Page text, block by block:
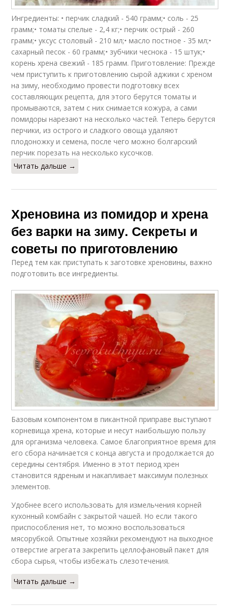
Ингредиенты: • перчик сладкий - 540 грамм;• соль - 25
грамм;• томаты спелые - 2,4 кг;• перчик острый - 260
грамм;• уксус столовый - 210 мл;• масло постное - 35 мл;•
сахарный песок - 60 грамм;• зубчики чеснока - 15 штук;•
корень хрена свежий - 185 грамм. Приготовление: Прежде
чем приступить к приготовлению сырой аджики с хреном
на зиму, необходимо провести подготовку всех
составляющих рецепта, для этого берутся томаты и
промываются, затем с них снимается кожура, а сами
помидоры нарезают на несколько частей. Теперь берутся
перчики, из острого и сладкого овоща удаляют
плодоножку и семена, после чего можно болгарский
перчик порезать на несколько кусочков.
Читать дальше →
Хреновина из помидор и хрена
без варки на зиму. Секреты и
советы по приготовлению
Перед тем как приступать к заготовке хреновины, важно
подготовить все ингредиенты.
Базовым компонентом в пикантной приправе выступают
корневища хрена, которые и несут наибольшую пользу
для организма человека. Самое благоприятное время для
его сбора начинается с конца августа и продолжается до
середины сентября. Именно в этот период хрен
становится ядреным и накапливает максимум полезных
элементов.
Удобнее всего использовать для измельчения корней
кухонный комбайн с закрытой чашей. Но если такого
приспособления нет, то можно воспользоваться
мясорубкой. Опытные хозяйки рекомендуют на выходное
отверстие агрегата закрепить целлофановый пакет для
сбора сырья, чтобы избежать слезотечения.
Читать дальше →